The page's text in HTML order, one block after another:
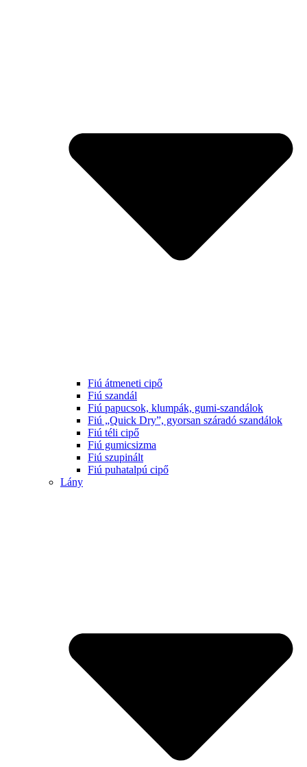
Fiú átmeneti cipő
Fiú szandál
Fiú papucsok, klumpák, gumi-szandálok
Fiú „Quick Dry”, gyorsan száradó szandálok
Fiú téli cipő
Fiú gumicsizma
Fiú szupinált
Fiú puhatalpú cipő
Lány